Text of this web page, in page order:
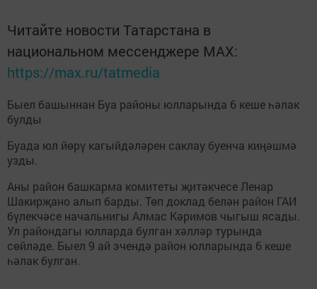
Читайте новости Татарстана в
национальном мессенджере MАХ:
https://max.ru/tatmedia
Быел башыннан Буа районы юлларында 6 кеше һәлак
булды
Буада юл йөрү кагыйдәләрен саклау буенча киңәшмә
узды.
Аны район башкарма комитеты җитәкчесе Ленар
Шакирҗано алып барды. Төп доклад белән район ГАИ
бүлекчәсе начальнигы Алмас Кәримов чыгыш ясады.
Ул райондагы юлларда булган хәлләр турында
сөйләде. Быел 9 ай эчендә район юлларында 6 кеше
һәлак булган.